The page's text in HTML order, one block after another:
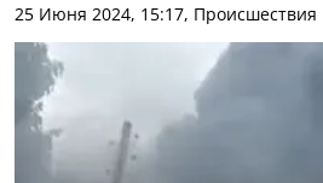
25 Июня 2024, 15:17, Происшествия